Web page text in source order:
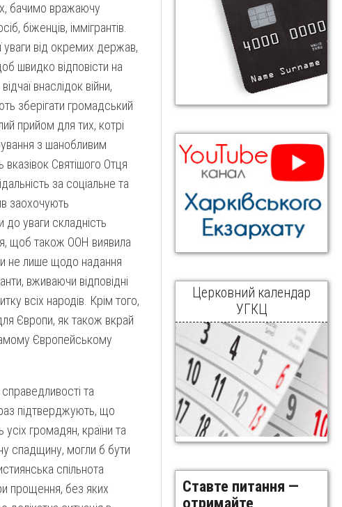
бачимо вражаючу
біженців, іммігрантів.
від окремих держав,
швидко відповісти на
внаслідок війни,
зберігати громадський
прийом для тих, котрі
з шанобливим
Святішого Отця
за соціальне та
заохочують
уваги складність
щоб також ООН виявила
не лише щодо надання
вживаючи відповідні
всіх народів. Крім того,
Європи, як також вкрай
Європейському
та
раз підтверджують, що
громадян, країни та
спадщину, могли б бути
спільнота
прощення, без яких
Церковний календар
УГКЦ
Ставте питання —
отримайте